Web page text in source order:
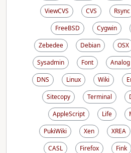
ViewCVS
CVS Rsync
FreeBSD
Cygwin
Zebedee
Debian OSX
Sysadmin
Font Analog
DNS
Linux Wiki
Sitecopy
Terminal
AppleScript
Life
PukiWiki
Xen XREA
CASL
Firefox Fink